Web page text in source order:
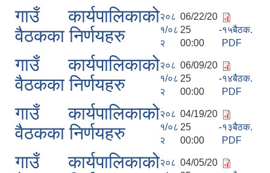
गाउँ कार्यपालिकाको
वैठकका निर्णयहरु
२०८
१/०८
२
06/22/20
25 -
00:00
१५बैठक.
PDF
गाउँ कार्यपालिकाको
वैठकका निर्णयहरु
२०८
१/०८
२
06/09/20
25 -
00:00
१४बैठक.
PDF
गाउँ कार्यपालिकाको
वैठकका निर्णयहरु
२०८
१/०८
२
04/19/20
25 -
00:00
१३बैठक.
PDF
गाउँ कार्यपालिकाको२०८ 04/05/20